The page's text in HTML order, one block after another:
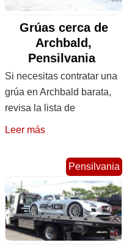
Grúas cerca de
Archbald,
Pensilvania
Si necesitas contratar una
grúa en Archbald barata,
revisa la lista de
Leer más
Pensilvania